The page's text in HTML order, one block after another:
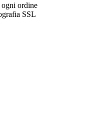
ordine
SSL